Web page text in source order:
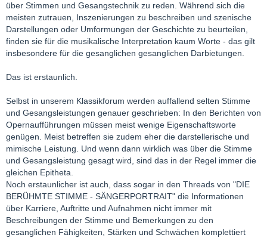
über Stimmen und Gesangstechnik zu reden. Während sich die
meisten zutrauen, Inszenierungen zu beschreiben und szenische
Darstellungen oder Umformungen der Geschichte zu beurteilen,
finden sie für die musikalische Interpretation kaum Worte - das gilt
insbesondere für die gesanglichen gesanglichen Darbietungen.
Das ist erstaunlich.
Selbst in unserem Klassikforum werden auffallend selten Stimme
und Gesangsleistungen genauer geschrieben: In den Berichten von
Opernaufführungen müssen meist wenige Eigenschaftsworte
genügen. Meist betreffen sie zudem eher die darstellerische und
mimische Leistung. Und wenn dann wirklich was über die Stimme
und Gesangsleistung gesagt wird, sind das in der Regel immer die
gleichen Epitheta.
Noch erstaunlicher ist auch, dass sogar in den Threads von "DIE
BERÜHMTE STIMME - SÄNGERPORTRAIT" die Informationen
über Karriere, Auftritte und Aufnahmen nicht immer mit
Beschreibungen der Stimme und Bemerkungen zu den
gesanglichen Fähigkeiten, Stärken und Schwächen komplettiert